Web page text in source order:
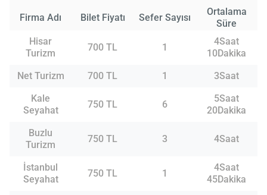
Firma Adı Bilet Fiyatı Sefer Sayısı
Ortalama
Süre
Hisar
Turizm
700 TL 1
4Saat
10Dakika
Net Turizm
700 TL 1
3Saat
Kale
Seyahat
750 TL 6
5Saat
20Dakika
Buzlu
Turizm
750 TL 3 4Saat
İstanbul
Seyahat
750 TL 1
4Saat
45Dakika